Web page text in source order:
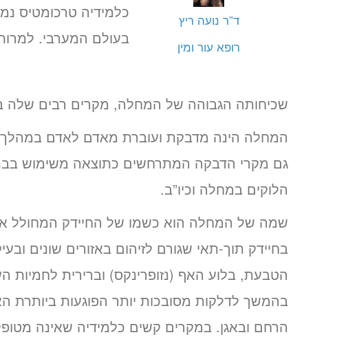
ד”ר נועה ריץ
רופא עור ומין
כלמידיה טרכומטיס
בעולם המערבי.
שכיחותה הגבוהה של המחלה, מקרים רבים שלה
המחלה הינה מדבקת ועוברת מאדם לאדם במהלך
גם מקרי הדבקה המתרחשים כתוצאה משימוש
הלוקים במחלה וכיו”ב.
בחיידק תוך-תאי שגורם לזיהום באזורים שונים
הטבעת, בלוע האף (נזופרינקס) וברירית לחמיות
בהמשך לדלקות מסובכות יותר הפוגעות ביותרת
הרחם ובאגן. במקרים קשים כלמידיה שאינה